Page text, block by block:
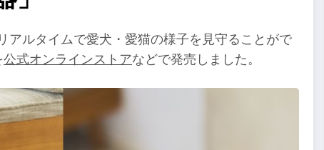
アルタイムで愛犬・愛猫の様子を見守ることがで
公式オンラインストアなどで発売しました。